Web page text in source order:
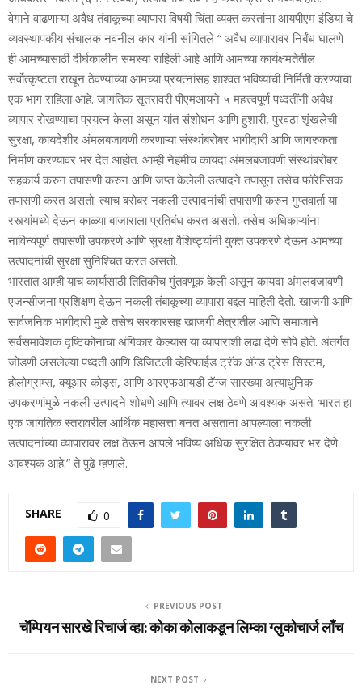
वेगाने वाढणाऱ्या अवैध तंबाकूच्या व्यापारा विषयी चिंता व्यक्त करतांना आयपीएम इंडिया चे
व्यवस्थापकीय संचालक नवनील कार यांनी सांगितले “ अवैध व्यापारावर निर्बंध घालणे
ही आमच्यासाठी दीर्घकालीन समस्या राहिली आहे आणि आमच्या कार्यक्षमतेतील
सर्वोत्कृष्टता राखून ठेवण्याच्या आमच्या प्रयत्नांसह शाश्वत भविष्याची निर्मिती करण्याचा
एक भाग राहिला आहे. जागतिक सृतरावरी पीएमआयने ५ महत्त्वपूर्ण पध्दतींनी अवैध
व्यापार रोखण्याचा प्रयत्न केला असून यांत संशोधन आणि हुशारी, पुरवठा शृंखलेची
सुरक्षा, कायदेशीर अंमलबजावणी करणाऱ्या संस्थांबरोबर भागीदारी आणि जागरुकता
निर्माण करण्यावर भर देत आहोत. आम्ही नेहमीच कायदा अंमलबजावणी संस्थांबरोबर
सहकार्य करुन तपासणी करुन आणि जप्त केलेली उत्पादने तपासून तसेच फॉरेन्सिक
तपासणी करत असतो. त्याच बरोबर नकली उत्पादनांची तपासणी करुन गुप्तवार्ता या
रस्त्यांमध्ये देऊन काळ्या बाजाराला प्रतिबंध करत असतो, तसेच अधिकाऱ्यांना
नाविन्यपूर्ण तपासणी उपकरणे आणि सुरक्षा वैशिष्ट्यांनी युक्त उपकरणे देऊन आमच्या
उत्पादनांची सुरक्षा सुनिश्चित करत असतो.
भारतात आम्ही याच कार्यासाठी तितिकीच गुंतवणूक केली असून कायदा अंमलबजावणी
एजन्सीजना प्रशिक्षण देऊन नकली तंबाकूच्या व्यापारा बद्दल माहिती देतो. खाजगी आणि
सार्वजनिक भागीदारी मुळे तसेच सरकारसह खाजगी क्षेत्रातील आणि समाजाने
सर्वसमावेशक दृष्टिकोनाचा अंगिकार केल्यास या व्यापाराशी लढा देणे सोपे होते. अंतर्गत
जोडणी असलेल्या पध्दती आणि डिजिटली व्हेरिफाईड ट्रॅक ॲन्ड ट्रेस सिस्टम,
होलोग्राम्स, क्यूआर कोड्स, आणि आरएफआयडी टॅग्ज सारख्या अत्याधुनिक
उपकरणांमुळे नकली उत्पादने शोधणे आणि त्यावर लक्ष ठेवणे आवश्यक असते. भारत हा
एक जागतिक स्तरावरील आर्थिक महासत्ता बनत असताना आपल्याला नकली
उत्पादनांच्या व्यापारावर लक्ष ठेऊन आपले भविष्य अधिक सुरक्षित ठेवण्यावर भर देणे
आवश्यक आहे.” ते पुढे म्हणाले.
SHARE 0
PREVIOUS POST
चॅम्पियन सारखे रिचार्ज व्‍हा: कोका कोलाकडून लिम्‍का ग्‍लुकोचार्ज लाँच
NEXT POST